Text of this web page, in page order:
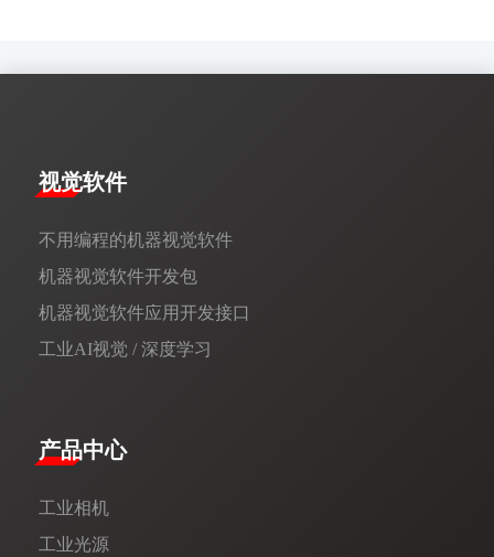
视觉软件
不用编程的机器视觉软件
机器视觉软件开发包
机器视觉软件应用开发接口
工业AI视觉 / 深度学习
产品中心
工业相机
工业光源